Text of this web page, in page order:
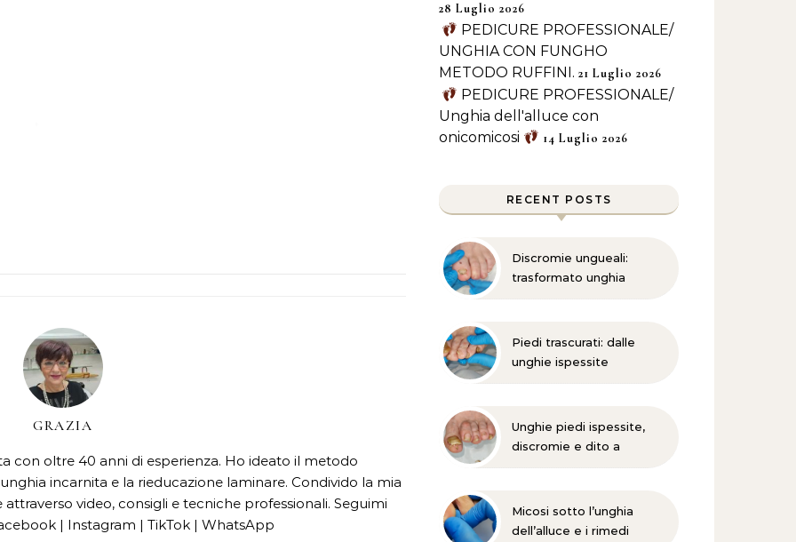
GRAZIA
con oltre 40 anni di esperienza. Ho ideato il metodo
incarnita e la rieducazione laminare. Condivido la mia
video, consigli e tecniche professionali. Seguimi
| Instagram | TikTok | WhatsApp
28 Luglio 2026
PEDICURE PROFESSIONALE/
UNGHIA CON FUNGHO
METODO RUFFINI. 21 Luglio 2026
PEDICURE PROFESSIONALE/
Unghia dell'alluce con
onicomicosi
14 Luglio 2026
RECENT POSTS
Discromie ungueali:
trasformato unghia
Piedi trascurati: dalle
unghie ispessite
Unghie piedi ispessite,
discromie e dito a
Micosi sotto l’unghia
dell’alluce e i rimedi